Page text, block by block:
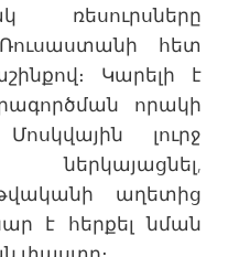
ռեսուրսները
հետ
Կարելի է
որակի
լուրջ
ներկայացնել,
աղետից
է հերքել նման